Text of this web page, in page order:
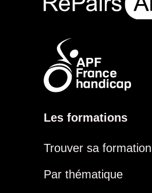
Les formations
Trouver sa formation
Par thématique